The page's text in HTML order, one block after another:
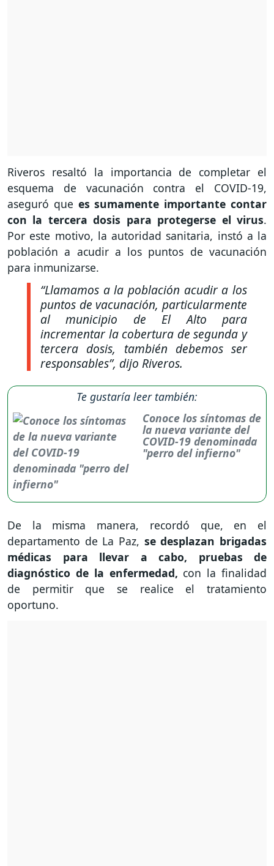
Riveros resaltó la importancia de completar el
esquema de vacunación contra el COVID-19,
aseguró que es sumamente importante contar
con la tercera dosis para protegerse el virus.
Por este motivo, la autoridad sanitaria, instó a la
población a acudir a los puntos de vacunación
para inmunizarse.
“Llamamos a la población acudir a los
puntos de vacunación, particularmente
al municipio de El Alto para
incrementar la cobertura de segunda y
tercera dosis, también debemos ser
responsables”, dijo Riveros.
Te gustaría leer también:
Conoce los síntomas de
la nueva variante del
COVID-19 denominada
"perro del infierno"
De la misma manera, recordó que, en el
departamento de La Paz, se desplazan brigadas
médicas para llevar a cabo, pruebas de
diagnóstico de la enfermedad, con la finalidad
de permitir que se realice el tratamiento
oportuno.